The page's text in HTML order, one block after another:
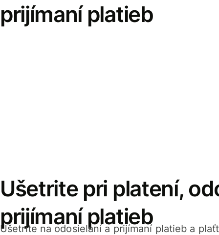
prijímaní platieb
Ušetrite pri platení,
prijímaní platieb
Ušetrite na odosielaní a prijímaní platieb a